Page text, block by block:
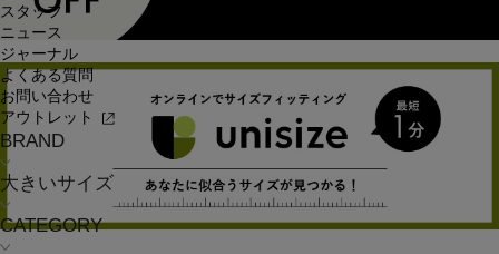
スタッフ
ニュース
ジャーナル
よくある質問
お問い合わせ
アウトレット
BRAND
大きいサイズ
CATEGORY